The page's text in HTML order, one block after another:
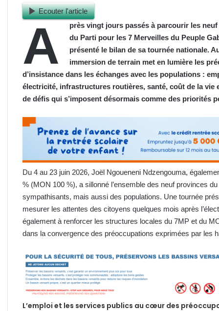
Ecouter l'article
A
près vingt jours passés à parcourir les
du Parti pour les 7 Merveilles du Peuple
présenté le bilan de sa tournée nationale.
immersion de terrain met en lumière les
d’insistance dans les échanges avec les populations :
électricité, infrastructures routières, santé, coût de la vie
de défis qui s’imposent désormais comme des priorités
Du 4 au 23 juin 2026, Joël Ngoueneni Ndzengouma,
% (MON 100 %), a sillonné l’ensemble des neuf provinces
sympathisants, mais aussi des populations. Une tournée
mesurer les attentes des citoyens quelques mois après
également à renforcer les structures locales du 7MP et du
dans la convergence des préoccupations exprimées par les
L’emploi et les services publics au cœur des